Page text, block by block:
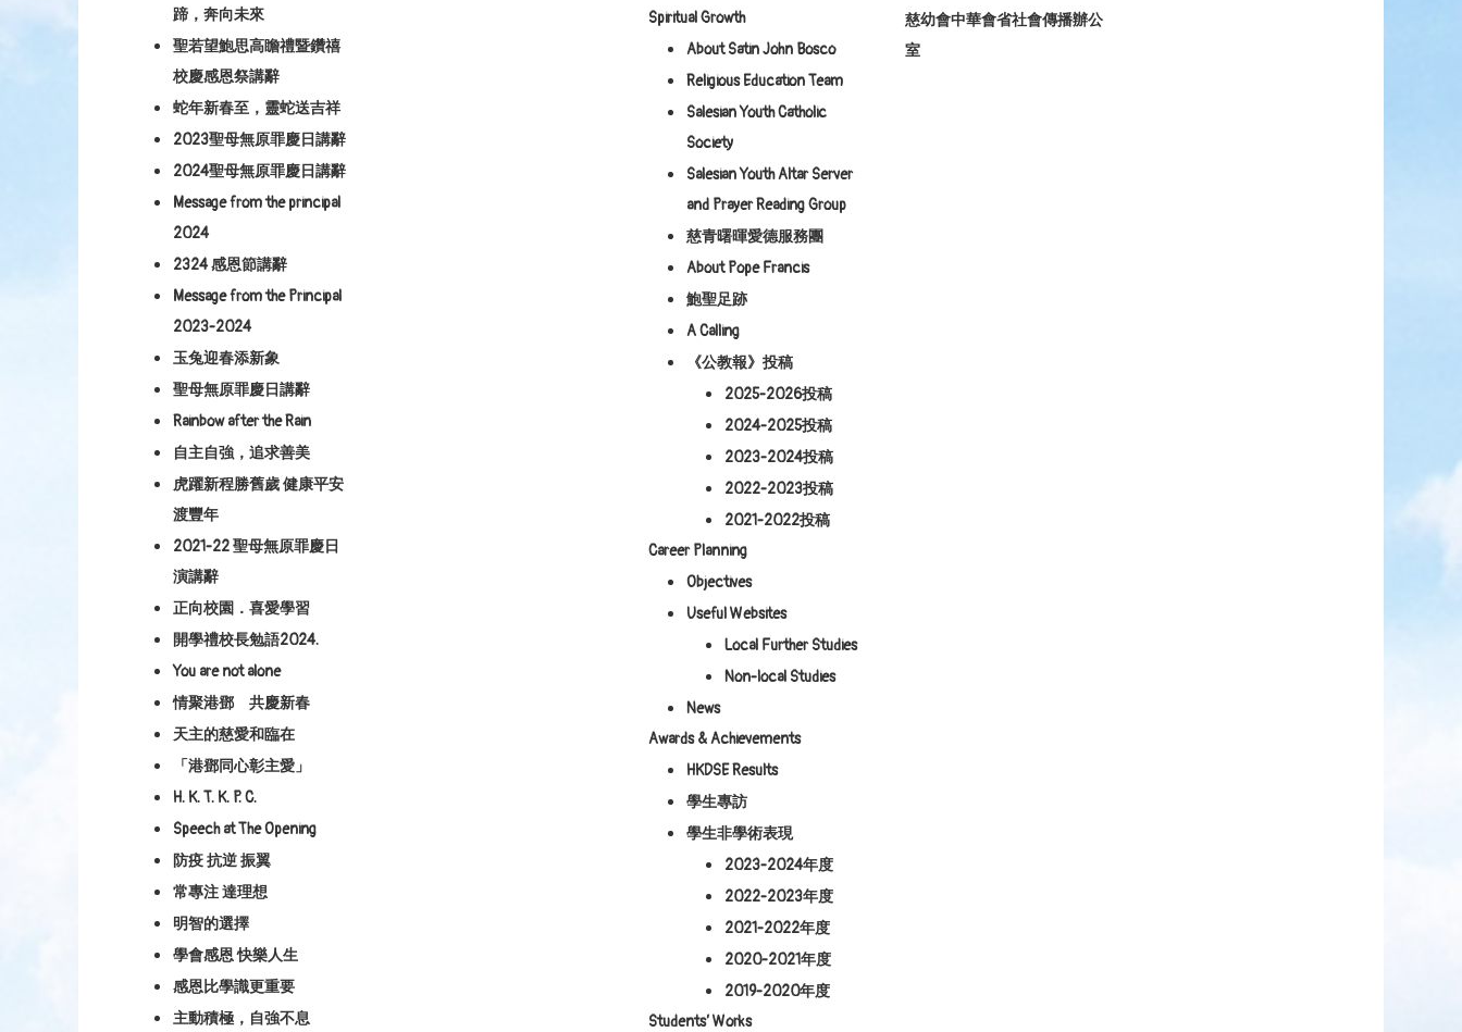
蹄，奔向未來
聖若望鮑思高瞻禮暨鑽禧
校慶感恩祭講辭
蛇年新春至，靈蛇送吉祥
2023聖母無原罪慶日講辭
2024聖母無原罪慶日講辭
Message from the principal
2024
2324 感恩節講辭
Message from the Principal
2023-2024
玉兔迎春添新象
聖母無原罪慶日講辭
Rainbow after the Rain
自主自強，追求善美
虎躍新程勝舊歲 健康平安
渡豐年
2021-22 聖母無原罪慶日
演講辭
正向校園．喜愛學習
開學禮校長勉語2024.
You are not alone
情聚港鄧 共慶新春
天主的慈愛和臨在
「港鄧同心彰主愛」
H. K. T. K. P. C.
Speech at The Opening
防疫 抗逆 振翼
常專注 達理想
明智的選擇
學會感恩 快樂人生
感恩比學識更重要
主動積極，自強不息
Spiritual Growth
About Satin John Bosco
Religious Education Team
Salesian Youth Catholic
Society
Salesian Youth Altar Server
and Prayer Reading Group
慈青曙暉愛德服務團
About Pope Francis
鮑聖足跡
A Calling
《公教報》投稿
2025-2026投稿
2024-2025投稿
2023-2024投稿
2022-2023投稿
2021-2022投稿
Career Planning
Objectives
Useful Websites
Local Further Studies
Non-local Studies
News
Awards & Achievements
HKDSE Results
學生專訪
學生非學術表現
2023-2024年度
2022-2023年度
2021-2022年度
2020-2021年度
2019-2020年度
Students’ Works
慈幼會中華會省社會傳播辦公
室